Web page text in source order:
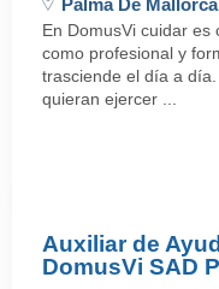
Palma De Mallorca
En DomusVi cuidar
como profesional y
trasciende el día a
quieran ejercer ...
Auxiliar de
DomusVi SAD